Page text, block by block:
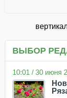
ВЫБОР
10:01 / 30 июня